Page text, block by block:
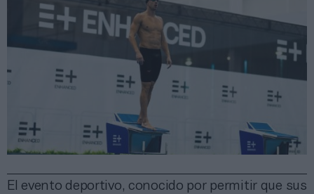
El evento deportivo, conocido por permitir que sus